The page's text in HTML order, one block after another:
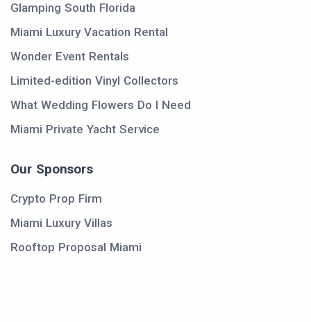
Glamping South Florida
Miami Luxury Vacation Rental
Wonder Event Rentals
Limited-edition Vinyl Collectors
What Wedding Flowers Do I Need
Miami Private Yacht Service
Our Sponsors
Crypto Prop Firm
Miami Luxury Villas
Rooftop Proposal Miami